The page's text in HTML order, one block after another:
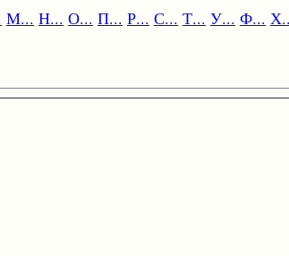
М... Н... О... П... Р... С... Т... У... Ф...